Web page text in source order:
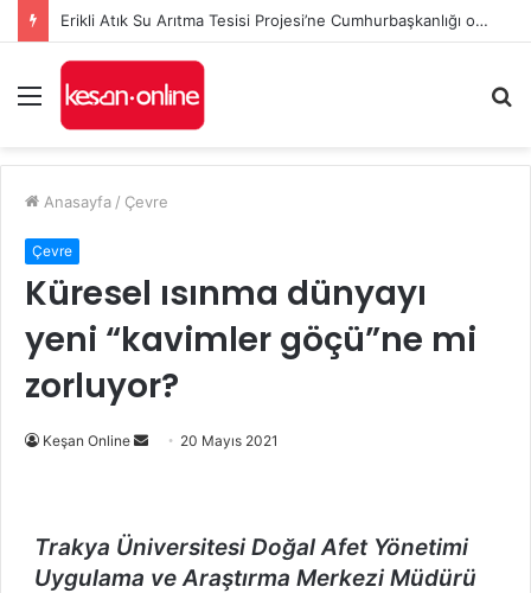
Erikli Atık Su Arıtma Tesisi Projesi’ne Cumhurbaşkanlığı onayı
Menü
...
Anasayfa / Çevre
Çevre
Küresel ısınma dünyayı
yeni “kavimler göçü”ne mi
zorluyor?
Keşan Online
Bir
20 Mayıs 2021
Trakya Üniversitesi Doğal Afet Yönetimi
Uygulama ve Araştırma Merkezi Müdürü